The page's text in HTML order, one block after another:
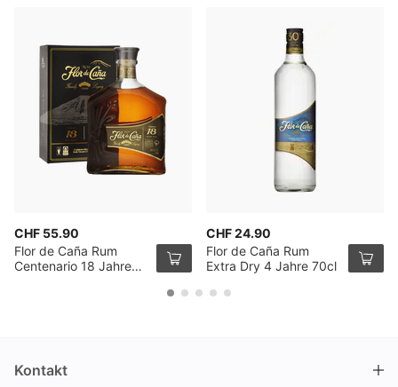
CHF 55.90
Flor de Caña Rum
Centenario 18 Jahre
CHF 24.90
Flor de Caña Rum
Extra Dry 4 Jahre 70cl
Kontakt